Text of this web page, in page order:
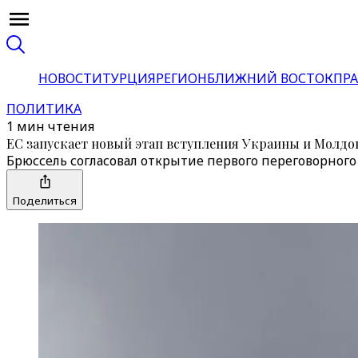
НОВОСТИТУРЦИЯРЕГИОНБЛИЖНИЙ ВОСТОК
ПОЛИТИКА
1 мин чтения
ЕС запускает новый этап вступления Украины и
Брюссель согласовал открытие первого
Поделиться